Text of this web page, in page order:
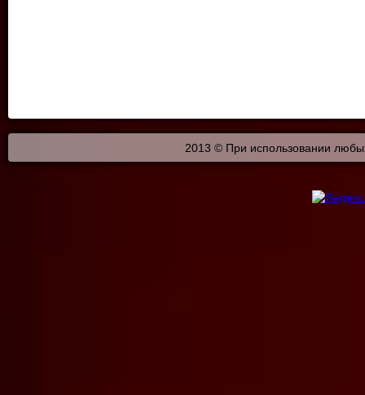
2013 © При использовании